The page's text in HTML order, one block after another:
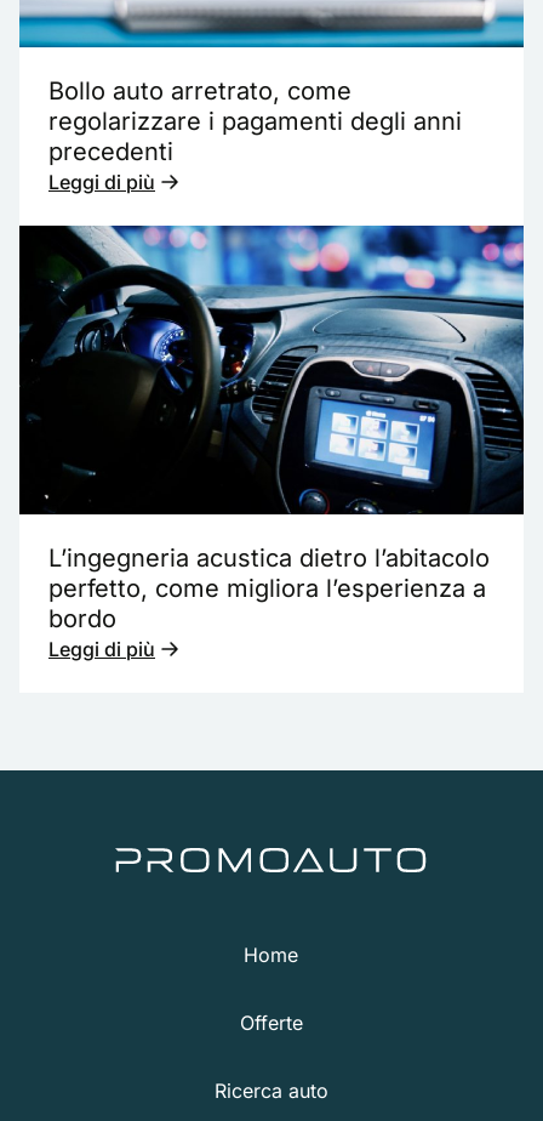
Bollo auto arretrato, come
regolarizzare i pagamenti degli anni
precedenti
Leggi di più
L’ingegneria acustica dietro l’abitacolo
perfetto, come migliora l’esperienza a
bordo
Leggi di più
Home
Offerte
Ricerca auto